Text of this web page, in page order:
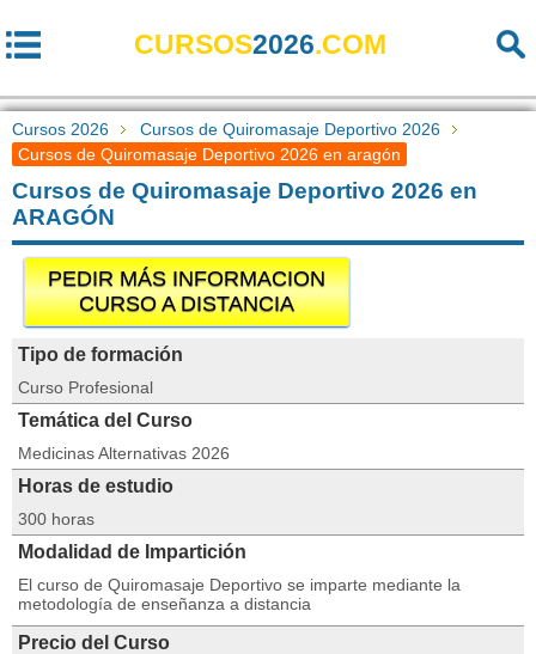
CURSOS2026.COM
Cursos 2026
Cursos de Quiromasaje Deportivo 2026
Cursos de Quiromasaje Deportivo 2026 en aragón
Cursos de Quiromasaje Deportivo 2026 en
ARAGÓN
PEDIR MÁS INFORMACION
CURSO A DISTANCIA
Tipo de formación
Curso Profesional
Temática del Curso
Medicinas Alternativas 2026
Horas de estudio
300 horas
Modalidad de Impartición
El curso de Quiromasaje Deportivo se imparte mediante la
metodología de enseñanza a distancia
Precio del Curso